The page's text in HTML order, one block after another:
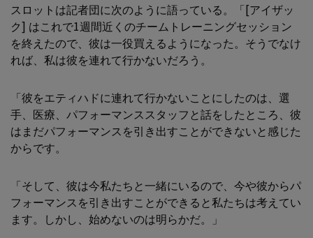
スロットは記者団に次のように語っている。「[アイザッ
ク] はこれで1週間近くのチームトレーニングセッション
を終えたので、彼は一役買えるようになった。そうでなけ
れば、私は彼を連れて行かないだろう。
「彼をエティハドに連れて行かないことにしたのは、選
手、医療、パフォーマンススタッフと話をしたところ、彼
はまだパフォーマンスを引き出すことができないと感じた
からです。
「そして、彼は今私たちと一緒にいるので、今や彼からパ
フォーマンスを引き出すことができると私たちは考えてい
ます。しかし、始めないのは明らかだ。」